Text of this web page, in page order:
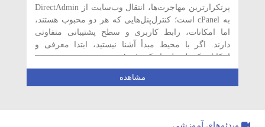
پرتکرارترین مهاجرت‌ها، انتقال وب‌سایت از DirectAdmin
به cPanel است؛ کنترل‌پنل‌هایی که هر دو محبوب هستند،
اما امکانات، رابط کاربری و سطح پشتیبانی متفاوتی
دارند. اگر با محیط مبدأ آشنا نیستید، ابتدا معرفی و
امکانات کنترل پنل دایرکت […]
مشاهده